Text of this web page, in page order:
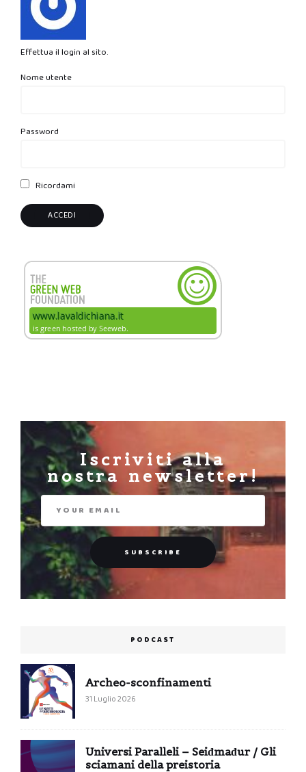
Effettua il login al sito.
Nome utente
Password
Ricordami
Iscriviti alla
nostra newsletter!
PODCAST
Archeo-sconfinamenti
31 Luglio 2026
Universi Paralleli – Seiđmađur / Gli
sciamani della preistoria